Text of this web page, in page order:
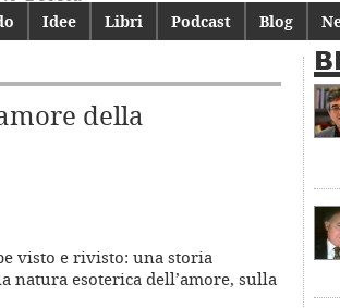
Idee Libri Podcast Blog
della
visto e rivisto: una storia
natura esoterica dell’amore, sulla